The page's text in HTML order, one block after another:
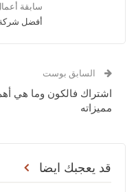
سابقة
أفضل
السابق بوست
اشتراك فالكون وما هي
مميزاته
قد يعجبك ايضا